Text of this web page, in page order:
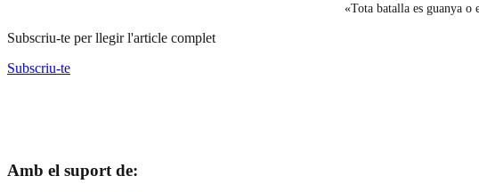
«Tota batalla es guanya o
Subscriu-te per llegir l'article complet
Subscriu-te
Amb el suport de: